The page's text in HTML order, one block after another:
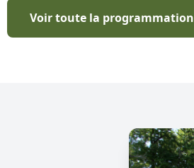
Voir toute la programmation